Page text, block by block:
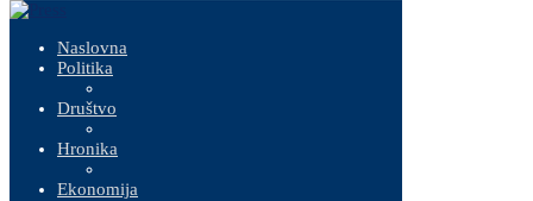
Naslovna
Politika
Društvo
Hronika
Ekonomija